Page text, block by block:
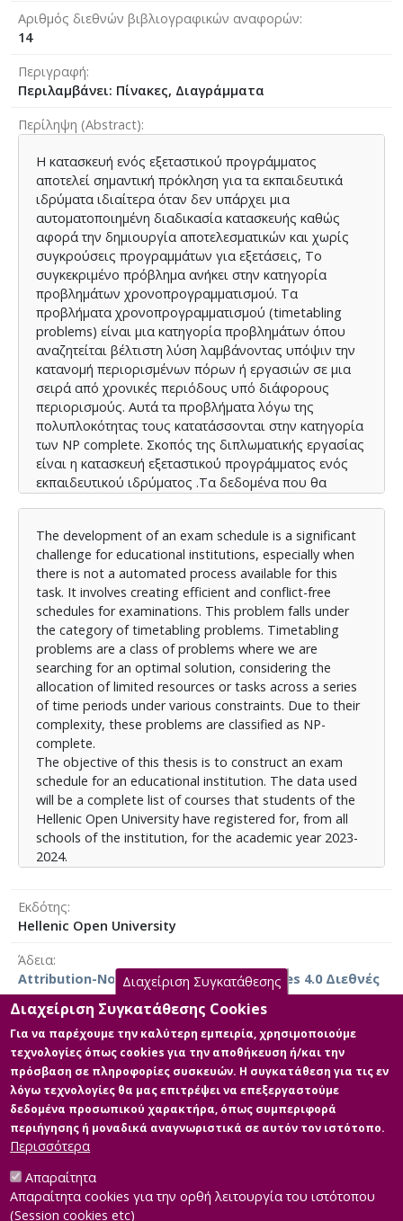
Αριθμός διεθνών βιβλιογραφικών αναφορών
14
Περιγραφή
Περιλαμβάνει: Πίνακες, Διαγράμματα
Περίληψη (Abstract)
Η κατασκευή ενός εξεταστικού προγράμματος
αποτελεί σημαντική πρόκληση για τα εκπαιδευτικά
ιδρύματα ιδιαίτερα όταν δεν υπάρχει μια
αυτοματοποιημένη διαδικασία κατασκευής καθώς
αφορά την δημιουργία αποτελεσματικών και χωρίς
συγκρούσεις προγραμμάτων για εξετάσεις, Το
συγκεκριμένο πρόβλημα ανήκει στην κατηγορία
προβλημάτων χρονοπρογραμματισμού. Τα
προβλήματα χρονοπρογραμματισμού (timetabling
problems) είναι μια κατηγορία προβλημάτων όπου
αναζητείται βέλτιστη λύση λαμβάνοντας υπόψιν την
κατανομή περιορισμένων πόρων ή εργασιών σε μια
σειρά από χρονικές περιόδους υπό διάφορους
περιορισμούς. Αυτά τα προβλήματα λόγω της
πολυπλοκότητας τους κατατάσσονται στην κατηγορία
των NP complete. Σκοπός της διπλωματικής εργασίας
είναι η κατασκευή εξεταστικού προγράμματος ενός
εκπαιδευτικού ιδρύματος .Τα δεδομένα που θα
από όλες τις σχολές του ιδρύματος για το έτος 2023-
2024. Η προσέγγιση της επίλυσης του προβλήματος
στην παρούσα διπλωματική εστιάζει στην θεωρία
γραφημάτων για την ανάπτυξη ενός αλγορίθμου που
βασίζεται στην εύρεση μέγιστης κλίκας. Η ανάπτυξη
του κώδικα θα γίνει με χρήση Python και στόχος είναι
ο σχεδιασμός και η υλοποίηση ενός
βελτιστοποιημένου προγράμματος που θα ικανοποιεί
συγκεκριμένους περιορισμούς που θα ορίσουμε.
Βέλτιστη λύση θα θεωρήσουμε εκείνη που θα
ελαχιστοποιεί την ημερολογιακή διάρκεια της
εξεταστικής περιόδου.
The development of an exam schedule is a significant
challenge for educational institutions, especially when
there is not a automated process available for this
task. It involves creating efficient and conflict-free
schedules for examinations. This problem falls under
the category of timetabling problems. Timetabling
problems are a class of problems where we are
searching for an optimal solution, considering the
allocation of limited resources or tasks across a series
of time periods under various constraints. Due to their
complexity, these problems are classified as NP-
complete.
The objective of this thesis is to construct an exam
schedule for an educational institution. The data used
will be a complete list of courses that students of the
Hellenic Open University have registered for, from all
schools of the institution, for the academic year 2023-
2024.
maximum clique. The code will be developed using
Python, with the goal of designing and implementing
constraints that we define. An optimal solution will be
considered the one that minimizes the calendar
duration of the exam period.
Εκδότης
Hellenic Open University
Άδεια
Attribution-NonCommercial-NoDerivatives 4.0 Διεθνές
Κύρια Αρχεία Διατριβής
Ανάπτυξη εξεταστικού
ημερολογίου
Περιγραφή: Ανάπτυξη εξεταστικού
Διαχείριση Συγκατάθεσης
Διαχείριση Συγκατάθεσης Cookies
Για να παρέχουμε την καλύτερη εμπειρία, χρησιμοποιούμε
τεχνολογίες όπως cookies για την αποθήκευση ή/και την
πρόσβαση σε πληροφορίες συσκευών. Η συγκατάθεση για τις εν
λόγω τεχνολογίες θα μας επιτρέψει να επεξεργαστούμε
δεδομένα προσωπικού χαρακτήρα, όπως συμπεριφορά
περιήγησης ή μοναδικά αναγνωριστικά σε αυτόν τον ιστότοπο.
Περισσότερα
Απαραίτητα
Απαραίτητα cookies για την ορθή λειτουργία του ιστότοπου
(Session cookies etc)